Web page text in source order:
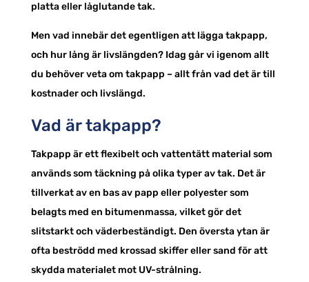
platta eller låglutande tak.
Men vad innebär det egentligen att lägga takpapp,
och hur lång är livslängden? Idag går vi igenom allt
du behöver veta om takpapp – allt från vad det är till
kostnader och livslängd.
Vad är takpapp?
Takpapp är ett flexibelt och vattentätt material som
används som täckning på olika typer av tak. Det är
tillverkat av en bas av papp eller polyester som
belagts med en bitumenmassa, vilket gör det
slitstarkt och väderbeständigt. Den översta ytan är
ofta beströdd med krossad skiffer eller sand för att
skydda materialet mot UV-strålning.